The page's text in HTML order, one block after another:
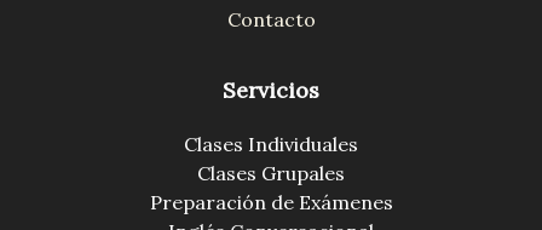
Contacto
Servicios
Clases Individuales
Clases Grupales
Preparación de Exámenes